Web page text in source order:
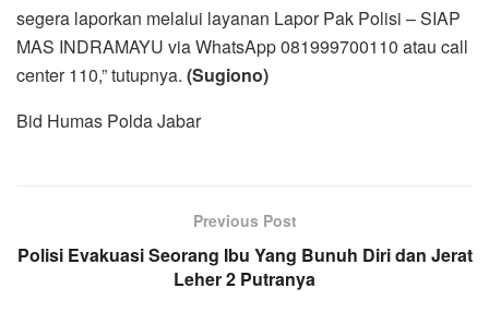
segera laporkan melalui layanan Lapor Pak Polisi – SIAP
MAS INDRAMAYU via WhatsApp 081999700110 atau call
center 110,” tutupnya. (Sugiono)
Bid Humas Polda Jabar
Previous Post
Polisi Evakuasi Seorang Ibu Yang Bunuh Diri dan Jerat
Leher 2 Putranya